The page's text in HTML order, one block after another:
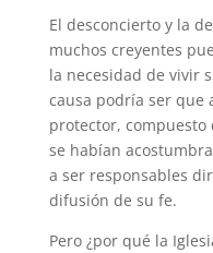
El desconcierto y la
muchos creyentes
la necesidad de vivir
causa podría ser que
protector, compuesto
se habían
a ser responsables
difusión de su fe.
Pero ¿por qué la